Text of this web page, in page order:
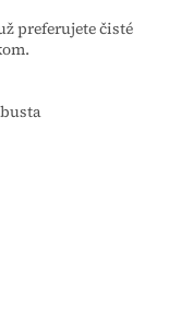
preferujete čisté